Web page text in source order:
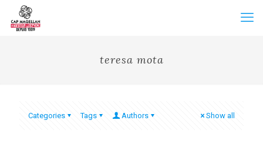
teresa mota
Categories Tags Authors Show all